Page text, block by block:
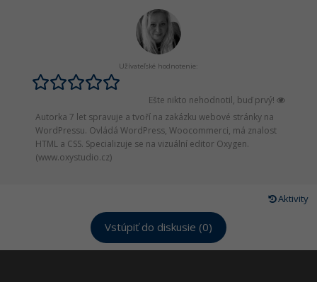
Užívateľské hodnotenie:
Ešte nikto nehodnotil, buď prvý!
Autorka 7 let spravuje a tvoří na zakázku webové stránky na
WordPressu. Ovládá WordPress, Woocommerci, má znalost
HTML a CSS. Specializuje se na vizuální editor Oxygen.
(www.oxystudio.cz)
Aktivity
Vstúpiť do diskusie (0)